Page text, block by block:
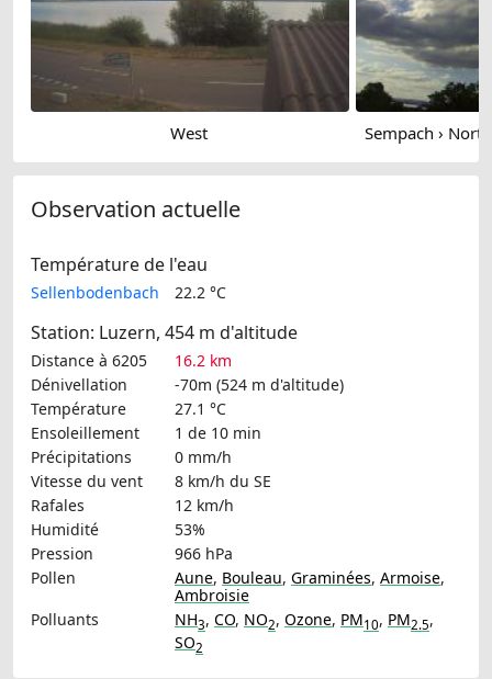
West
Observation actuelle
Température de l'eau
Sellenbodenbach 22.2 °C
Station: Luzern, 454 m d'altitude
Distance à 6205
16.2 km
Dénivellation
-70m (524 m d'altitude)
Température
27.1 °C
Ensoleillement
1 de 10 min
Précipitations
0 mm/h
Vitesse du vent
8 km/h du SE
Rafales
12 km/h
Humidité
53%
Pression
966 hPa
Pollen
Aune, Bouleau, Graminées, Armoise,
Ambroisie
Polluants
NH3, CO, NO2, Ozone, PM10, PM2.5,
SO2